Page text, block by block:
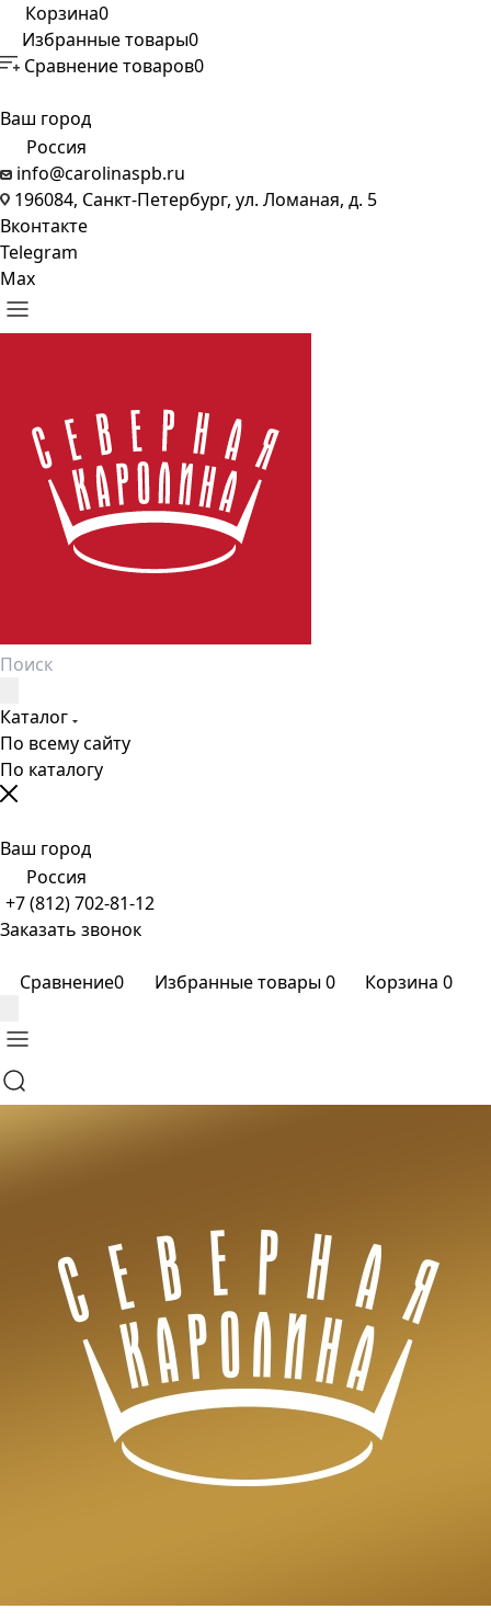
Корзина0
Избранные товары0
Сравнение товаров0
Ваш город
Россия
info@carolinaspb.ru
196084, Санкт-Петербург, ул. Ломаная, д. 5
Вконтакте
Telegram
Max
Каталог
По всему сайту
По каталогу
Ваш город
Россия
+7 (812) 702-81-12
Заказать звонок
Сравнение0 Избранные товары0 Корзина 0